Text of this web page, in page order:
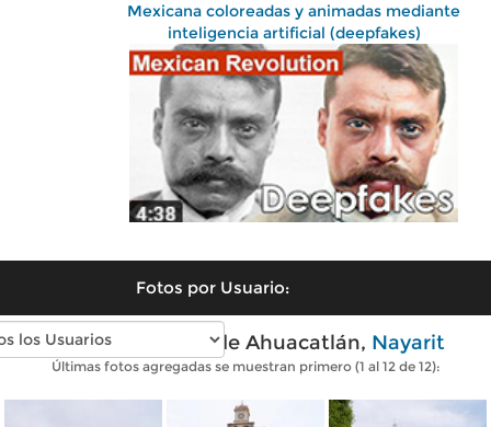
Mexicana coloreadas y animadas mediante
inteligencia artificial (deepfakes)
Fotos por Usuario:
Fotos modernas de Ahuacatlán, Nayarit
Últimas fotos agregadas se muestran primero (1 al 12 de 12):